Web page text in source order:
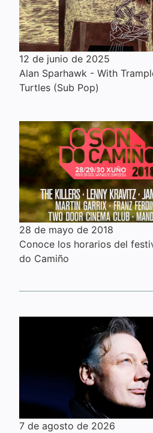
12 de junio de 2025
Alan Sparhawk - With
Turtles (Sub Pop)
28 de mayo de 2018
Conoce los horarios del
do Camiño
7 de agosto de 2026